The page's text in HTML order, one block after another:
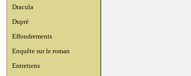
Dracula
Dupré
Effondrements
Enquête sur le roman
Entretiens